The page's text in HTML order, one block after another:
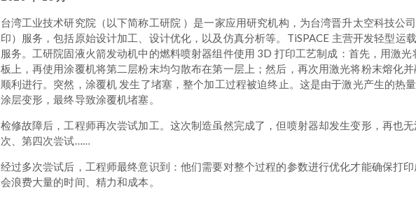
台湾工业技术研究院（以下简称工研院 ）是一家应用研究机构，为台湾晋升太空科技公
印）服务，包括原始设计加工、设计优化，以及仿真分析等。TiSPACE 主营开发轻型运
服务。工研院固液火箭发动机中的燃料喷射器组件使用 3D 打印工艺制成：首先，用激
板上，再使用涂覆机将第二层粉末均匀散布在第一层上；然后，再次用激光将粉末熔化
顺利进行。突然，涂覆机 发生了堵塞，整个加工过程被迫终止。这是由于激光产生的热
涂层变形，最终导致涂覆机堵塞。
检修故障后，工程师再次尝试加工。这次制造虽然完成了，但喷射器却发生变形，再也
次、第四次尝试……
经过多次尝试后，工程师最终意识到：他们需要对整个过程的参数进行优化才能确保打
会浪费大量的时间、精力和成本。